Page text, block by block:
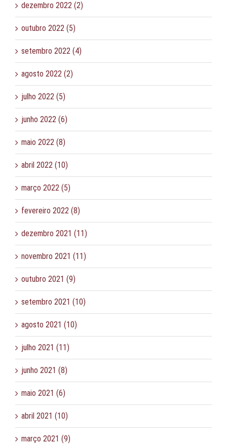
dezembro 2022 (2)
outubro 2022 (5)
setembro 2022 (4)
agosto 2022 (2)
julho 2022 (5)
junho 2022 (6)
maio 2022 (8)
abril 2022 (10)
março 2022 (5)
fevereiro 2022 (8)
dezembro 2021 (11)
novembro 2021 (11)
outubro 2021 (9)
setembro 2021 (10)
agosto 2021 (10)
julho 2021 (11)
junho 2021 (8)
maio 2021 (6)
abril 2021 (10)
março 2021 (9)